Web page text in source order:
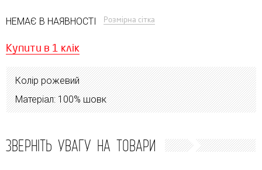
НЕМАЄ В НАЯВНОСТІ Розмірна сітка
Купити в 1 клік
Колір рожевий
Матеріал: 100% шовк
ЗВЕРНІТЬ УВАГУ НА ТОВАРИ